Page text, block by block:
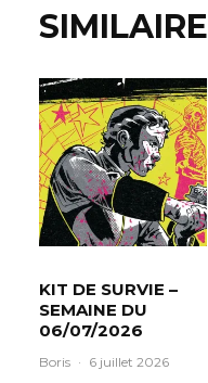
SIMILAIRE
KIT DE SURVIE –
SEMAINE DU
06/07/2026
Boris · 6 juillet 2026